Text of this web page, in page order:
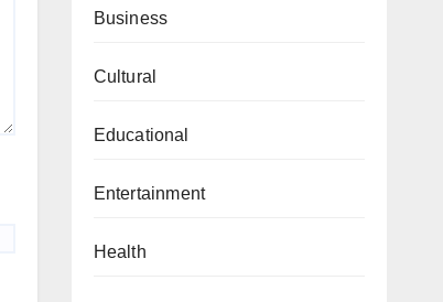
Business
Cultural
Educational
Entertainment
Health